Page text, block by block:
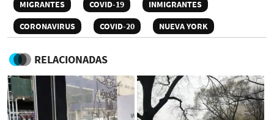
MIGRANTES COVID-19
INMIGRANTES
CORONAVIRUS
COVID-20 NUEVA YORK
RELACIONADAS